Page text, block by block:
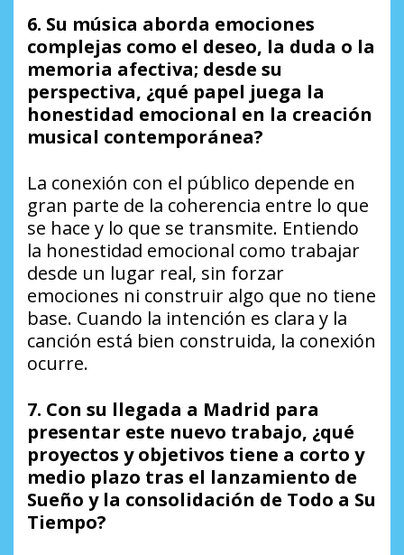
6. Su música aborda emociones
complejas como el deseo, la duda o la
memoria afectiva; desde su
perspectiva, ¿qué papel juega la
honestidad emocional en la creación
musical contemporánea?
La conexión con el público depende en
gran parte de la coherencia entre lo que
se hace y lo que se transmite. Entiendo
la honestidad emocional como trabajar
desde un lugar real, sin forzar
emociones ni construir algo que no tiene
base. Cuando la intención es clara y la
canción está bien construida, la conexión
ocurre.
7. Con su llegada a Madrid para
presentar este nuevo trabajo, ¿qué
proyectos y objetivos tiene a corto y
medio plazo tras el lanzamiento de
Sueño y la consolidación de Todo a Su
Tiempo?